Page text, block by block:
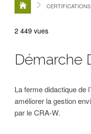
CERTIFICATIONS
2 449 vues
Démarche
La ferme didactique de
améliorer la gestion
par le CRA-W.